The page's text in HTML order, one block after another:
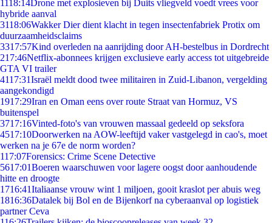
1118:14Drone met explosieven bij Duits vliegveld voedt vrees voor
hybride aanval
3118:06Wakker Dier dient klacht in tegen insectenfabriek Protix om
duurzaamheidsclaims
3317:57Kind overleden na aanrijding door AH-bestelbus in Dordrecht
217:46Netflix-abonnees krijgen exclusieve early access tot uitgebreide
GTA VI trailer
4117:31Israël meldt dood twee militairen in Zuid-Libanon, vergelding
aangekondigd
1917:29Iran en Oman eens over route Straat van Hormuz, VS
buitenspel
3717:16Vinted-foto's van vrouwen massaal gedeeld op seksfora
4517:10Doorwerken na AOW-leeftijd vaker vastgelegd in cao's, moet
werken na je 67e de norm worden?
117:07Forensics: Crime Scene Detective
5617:01Boeren waarschuwen voor lagere oogst door aanhoudende
hitte en droogte
1716:41Italiaanse vrouw wint 1 miljoen, gooit kraslot per abuis weg
1816:36Datalek bij Bol en de Bijenkorf na cyberaanval op logistiek
partner Ceva